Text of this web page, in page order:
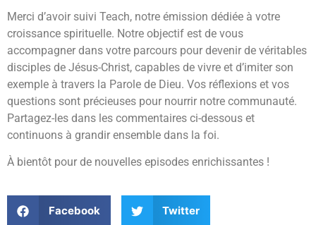
Merci d’avoir suivi Teach, notre émission dédiée à votre
croissance spirituelle. Notre objectif est de vous
accompagner dans votre parcours pour devenir de véritables
disciples de Jésus-Christ, capables de vivre et d’imiter son
exemple à travers la Parole de Dieu. Vos réflexions et vos
questions sont précieuses pour nourrir notre communauté.
Partagez-les dans les commentaires ci-dessous et
continuons à grandir ensemble dans la foi.
À bientôt pour de nouvelles episodes enrichissantes !
Facebook Twitter